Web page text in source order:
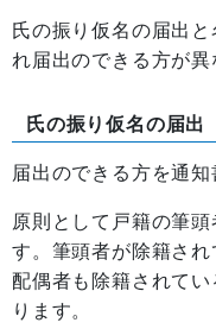
氏の振り仮名の届出
れ届出のできる方が異
氏の振り仮名の届出
届出のできる方を通知
原則として戸籍の筆
す。筆頭者が除籍さ
配偶者も除籍されて
ります。